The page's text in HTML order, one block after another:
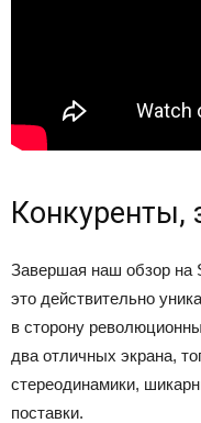
Конкуренты,
Завершая наш обзор на
это действительно
в сторону
два отличных экрана,
стереодинамики,
поставки.